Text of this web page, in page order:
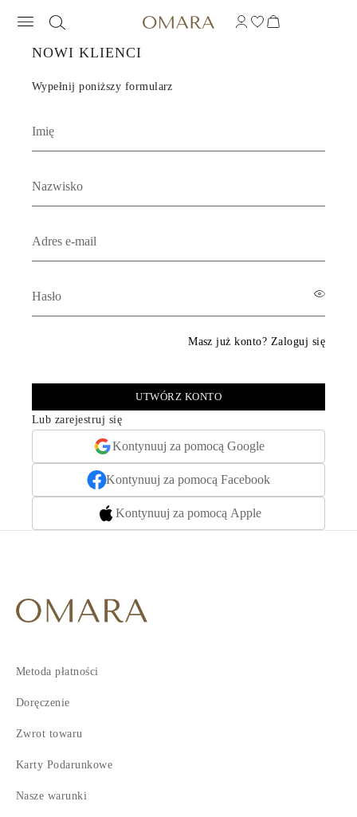
OMARA JEWELRY -
NOWI KLIENCI
Wypełnij poniższy formularz
Masz już konto? Zaloguj się
UTWÓRZ KONTO
Lub zarejestruj się
Kontynuuj za pomocą Google
Kontynuuj za pomocą Facebook
Kontynuuj za pomocą Apple
Metoda płatności
Doręczenie
Zwrot towaru
Karty Podarunkowe
Nasze warunki